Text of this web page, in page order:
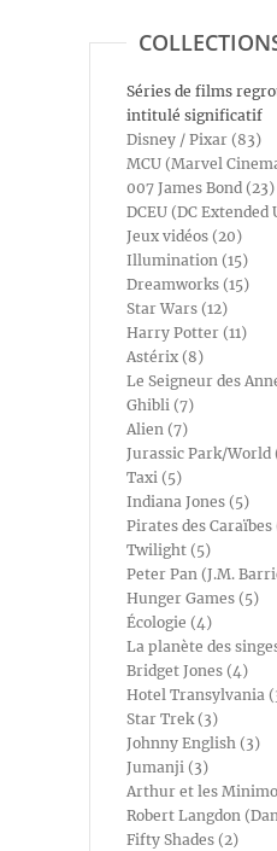
Séries de films
intitulé significatif
Disney / Pixar (83)
MCU (Marvel
007 James Bond (23)
DCEU (DC
Jeux vidéos (20)
Illumination (15)
Dreamworks (15)
Star Wars (12)
Harry Potter (11)
Astérix (8)
Le Seigneur des
Ghibli (7)
Alien (7)
Jurassic Park/World
Taxi (5)
Indiana Jones (5)
Pirates des Caraïbes
Twilight (5)
Peter Pan (J.M.
Hunger Games (5)
Écologie (4)
La planète des
Bridget Jones (4)
Hotel Transylvania
Star Trek (3)
Johnny English (3)
Jumanji (3)
Arthur et les
Robert Langdon
Fifty Shades (2)